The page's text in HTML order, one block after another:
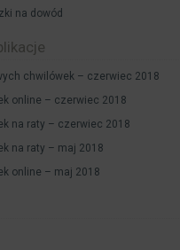
na dowód
chwilówek – czerwiec 2018
online – czerwiec 2018
na raty – czerwiec 2018
na raty – maj 2018
online – maj 2018